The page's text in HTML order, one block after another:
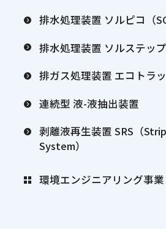
排水処理装置 ソルピコ（
排水処理装置 ソルステップ
排ガス処理装置 エコトラッ
連続型 液-液抽出装置
剥離液再生装置 SRS（
System）
環境エンジニアリング事